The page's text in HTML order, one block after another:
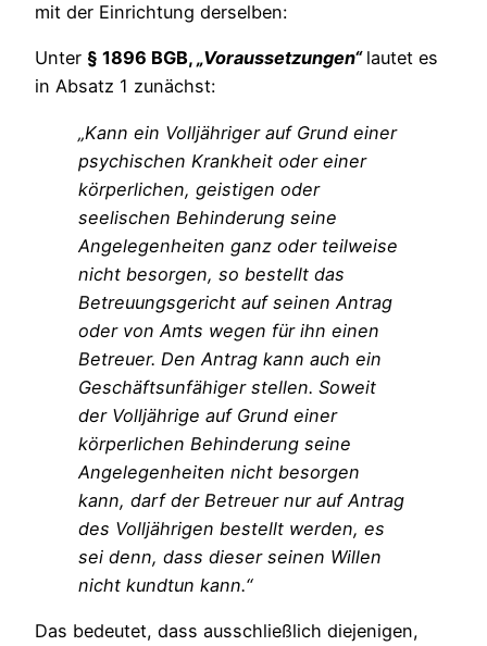
mit der Einrichtung derselben:
Unter § 1896 BGB, „Voraussetzungen“ lautet es
in Absatz 1 zunächst:
„Kann ein Volljähriger auf Grund einer
psychischen Krankheit oder einer
körperlichen, geistigen oder
seelischen Behinderung seine
Angelegenheiten ganz oder teilweise
nicht besorgen, so bestellt das
Betreuungsgericht auf seinen Antrag
oder von Amts wegen für ihn einen
Betreuer. Den Antrag kann auch ein
Geschäftsunfähiger stellen. Soweit
der Volljährige auf Grund einer
körperlichen Behinderung seine
Angelegenheiten nicht besorgen
kann, darf der Betreuer nur auf Antrag
des Volljährigen bestellt werden, es
sei denn, dass dieser seinen Willen
nicht kundtun kann.“
Das bedeutet, dass ausschließlich diejenigen,